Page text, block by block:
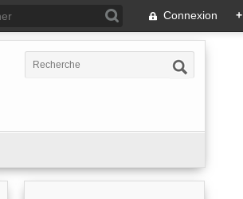
Connexion +